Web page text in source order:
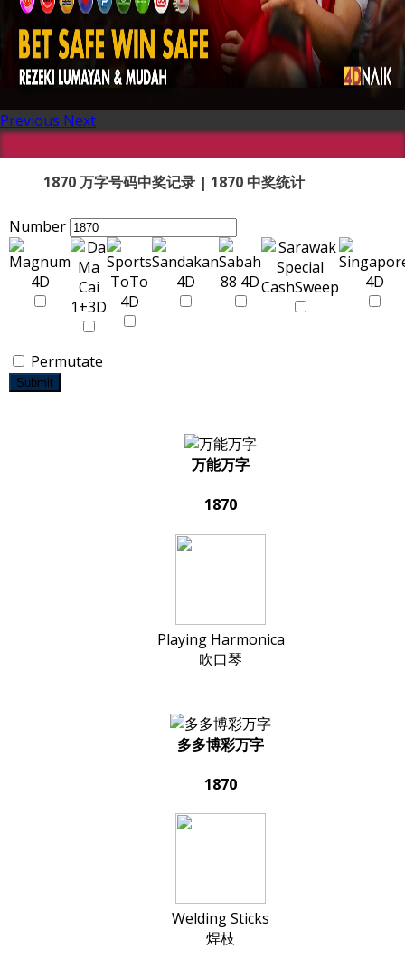
Previous Next
1870 万字号码中奖记录 | 1870 中奖统计
Number
Permutate
Submit
万能万字
1870
Playing Harmonica
吹口琴
多多博彩万字
1870
Welding Sticks
焊枝